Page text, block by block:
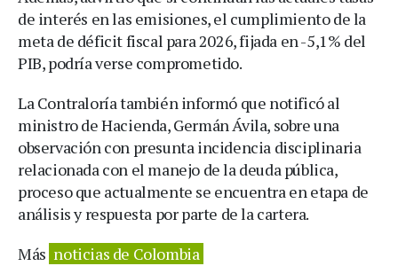
de interés en las emisiones, el cumplimiento de la
meta de déficit fiscal para 2026, fijada en -5,1% del
PIB, podría verse comprometido.
La Contraloría también informó que notificó al
ministro de Hacienda, Germán Ávila, sobre una
observación con presunta incidencia disciplinaria
relacionada con el manejo de la deuda pública,
proceso que actualmente se encuentra en etapa de
análisis y respuesta por parte de la cartera.
Más noticias de Colombia